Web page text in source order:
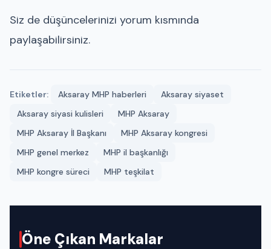
Siz de düşüncelerinizi yorum kısmında
paylaşabilirsiniz.
Etiketler: Aksaray MHP haberleri
Aksaray siyaset
Aksaray siyasi kulisleri
MHP Aksaray
MHP Aksaray İl Başkanı
MHP Aksaray kongresi
MHP genel merkez
MHP il başkanlığı
MHP kongre süreci
MHP teşkilat
Öne Çıkan Markalar